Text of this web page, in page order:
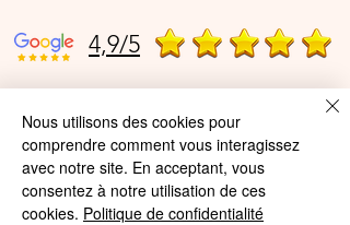
4,9/5
4,9/5
Offres et Services
Nous utilisons des cookies pour
comprendre comment vous interagissez
avec notre site. En acceptant, vous
consentez à notre utilisation de ces
cookies. Politique de confidentialité